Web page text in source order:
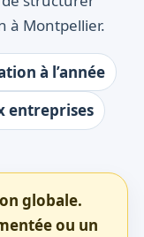
à Montpellier.
à l’année
entreprises
globale.
ou un